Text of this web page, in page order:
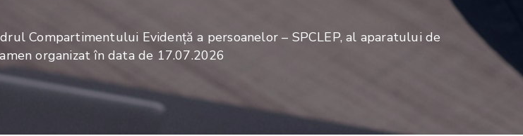
Compartimentului Evidență a persoanelor – SPCLEP, al aparatului de
organizat în data de 17.07.2026